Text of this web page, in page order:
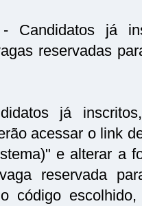
Candidatos já
reservadas
já
acessar o link
e alterar a
reservada
código